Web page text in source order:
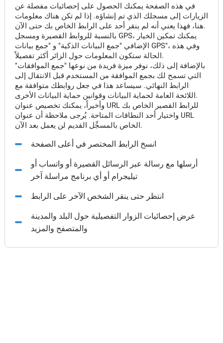
في هذه الصفحة يمكنك الحصول على إحصائيات مفصلة عن
الزيارات إلى مسجلك الذي تم إنشاؤه. إذا لم تكن هناك معلومات
هنا، فهذا يعني أنه لم ينقر أحد على الرابط الخاص بك حتى الآن.
بالنسبة للروابط القصيرة ومسجل GPS، يمكنك تمكين الخيار
الإضافي "جمع البيانات الذكية" و "جمع بيانات GPS"، وفي هذه
الحالة ستكون المعلومات حول الزائر أكثر تفصيلاً.
بالإضافة إلى ذلك، نوفر ميزة فريدة من نوعها "جمع الموافقات"
التي تسمح لك بجمع الموافقة من المستخدم قبل الانتقال إلى
الرابط النهائي. سيساعد هذا في جعل روابطك متوافقة مع
اللائحة العامة لحماية البيانات وقوانين حماية البيانات الأخرى.
وأخيراً، يمكنك تخصيص عنوان URL للرابط القصير الخاص بك
واختيار أحد النطاقات المتاحة. يُرجى ملاحظة أن عنوان URL
الخاص بالمسجِّل القديم لن يعمل بعد الآن.
انسخ الرابط المختصر في أعلى الصفحة
أرسلها مع رسالة عبر الرسائل القصيرة أو واتساب أو
تيليجرام أو أي برنامج مراسلة آخر
انتظر حتى ينقر الشخص الآخر على الرابط
عرض إحصائيات الزوار التفصيلية حول البلد والمدينة
والمتصفح والمزيد